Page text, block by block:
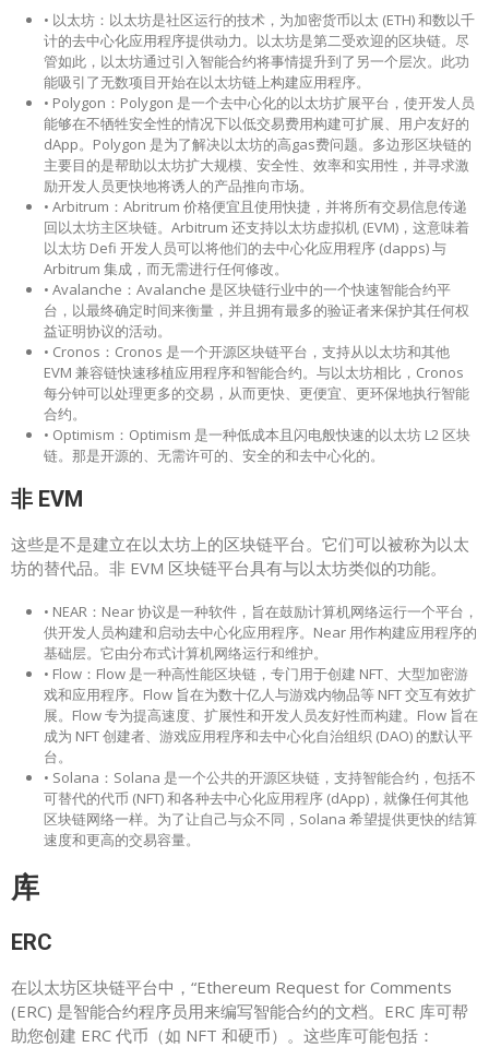
• 以太坊：以太坊是社区运行的技术，为加密货币以太 (ETH) 和数以千
计的去中心化应用程序提供动力。以太坊是第二受欢迎的区块链。尽
管如此，以太坊通过引入智能合约将事情提升到了另一个层次。此功
能吸引了无数项目开始在以太坊链上构建应用程序。
• Polygon：Polygon 是一个去中心化的以太坊扩展平台，使开发人员
能够在不牺牲安全性的情况下以低交易费用构建可扩展、用户友好的
dApp。Polygon 是为了解决以太坊的高gas费问题。多边形区块链的
主要目的是帮助以太坊扩大规模、安全性、效率和实用性，并寻求激
励开发人员更快地将诱人的产品推向市场。
• Arbitrum：Abritrum 价格便宜且使用快捷，并将所有交易信息传递
回以太坊主区块链。Arbitrum 还支持以太坊虚拟机 (EVM)，这意味着
以太坊 Defi 开发人员可以将他们的去中心化应用程序 (dapps) 与
Arbitrum 集成，而无需进行任何修改。
• Avalanche：Avalanche 是区块链行业中的一个快速智能合约平
台，以最终确定时间来衡量，并且拥有最多的验证者来保护其任何权
益证明协议的活动。
• Cronos：Cronos 是一个开源区块链平台，支持从以太坊和其他
EVM 兼容链快速移植应用程序和智能合约。与以太坊相比，Cronos
每分钟可以处理更多的交易，从而更快、更便宜、更环保地执行智能
合约。
• Optimism：Optimism 是一种低成本且闪电般快速的以太坊 L2 区块
链。那是开源的、无需许可的、安全的和去中心化的。
非 EVM
这些是不是建立在以太坊上的区块链平台。它们可以被称为以太
坊的替代品。非 EVM 区块链平台具有与以太坊类似的功能。
• NEAR：Near 协议是一种软件，旨在鼓励计算机网络运行一个平台，
供开发人员构建和启动去中心化应用程序。Near 用作构建应用程序的
基础层。它由分布式计算机网络运行和维护。
• Flow：Flow 是一种高性能区块链，专门用于创建 NFT、大型加密游
戏和应用程序。Flow 旨在为数十亿人与游戏内物品等 NFT 交互有效扩
展。Flow 专为提高速度、扩展性和开发人员友好性而构建。Flow 旨在
成为 NFT 创建者、游戏应用程序和去中心化自治组织 (DAO) 的默认平
台。
• Solana：Solana 是一个公共的开源区块链，支持智能合约，包括不
可替代的代币 (NFT) 和各种去中心化应用程序 (dApp)，就像任何其他
区块链网络一样。为了让自己与众不同，Solana 希望提供更快的结算
速度和更高的交易容量。
库
ERC
在以太坊区块链平台中，“Ethereum Request for Comments
(ERC) 是智能合约程序员用来编写智能合约的文档。ERC 库可帮
助您创建 ERC 代币（如 NFT 和硬币）。这些库可能包括：